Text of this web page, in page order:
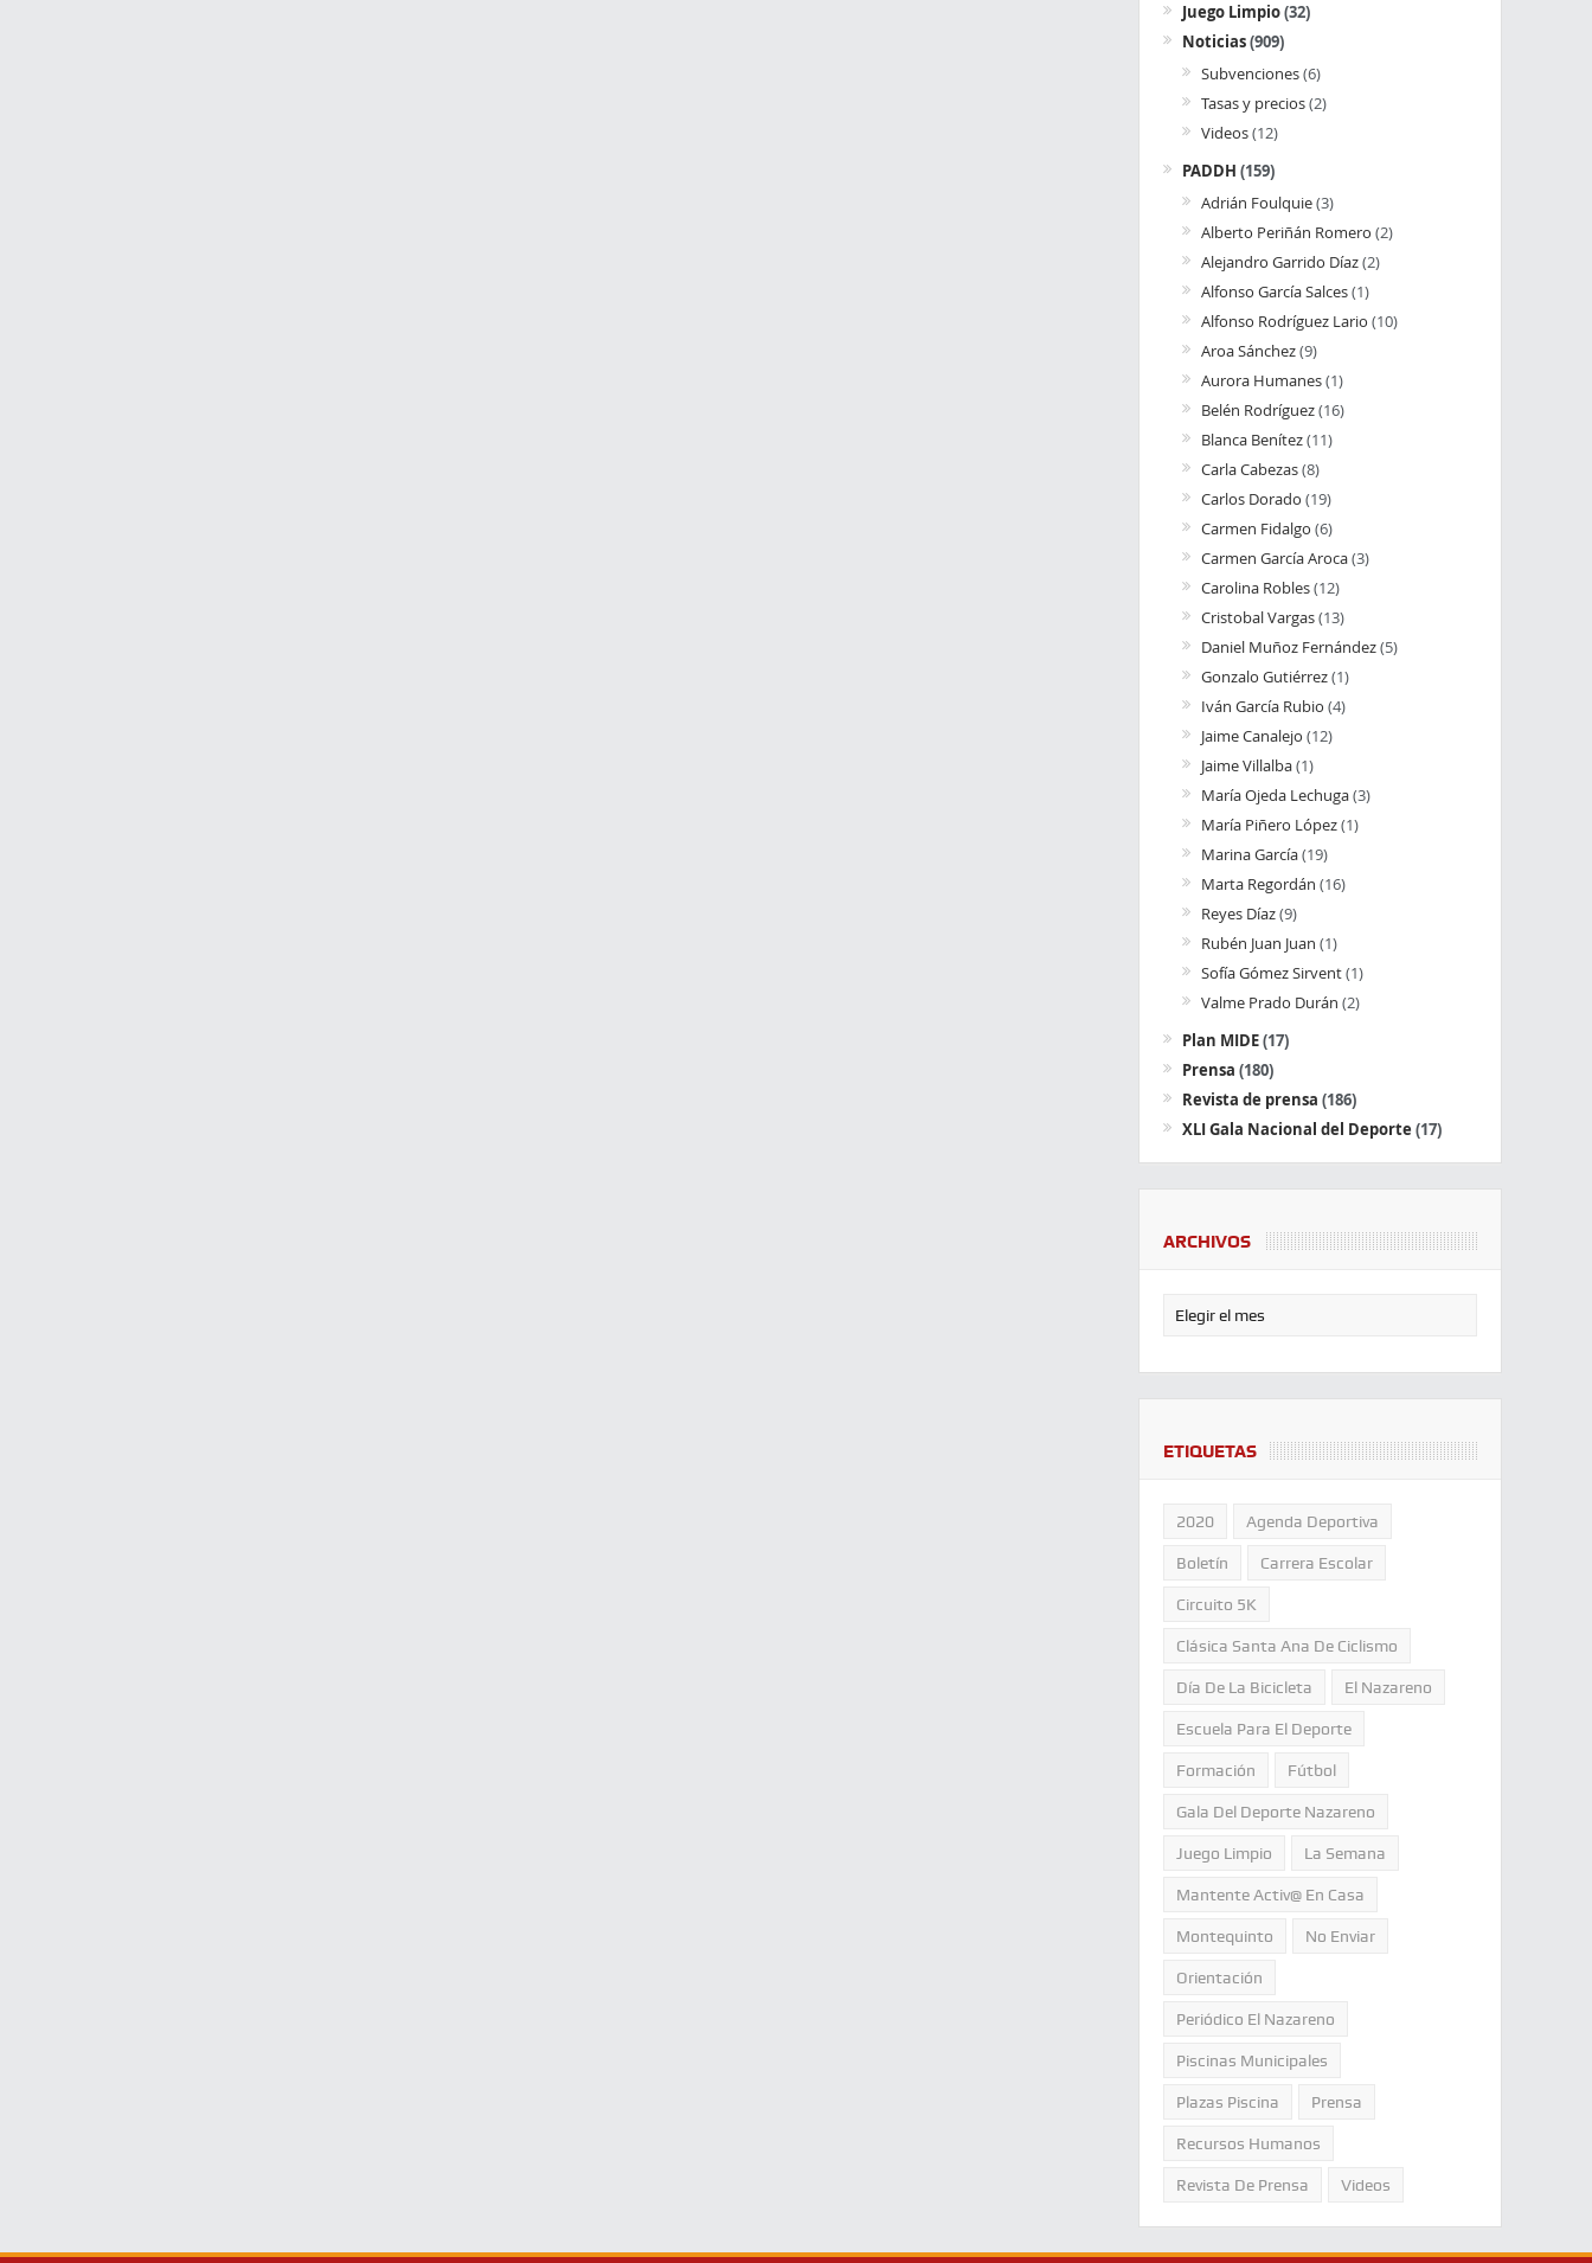
Juego Limpio(32)
Noticias(909)
Subvenciones(6)
Tasas y precios(2)
Videos(12)
PADDH (159)
Adrián Foulquie(3)
Alberto Periñán Romero (2)
Alejandro Garrido Díaz(2)
Alfonso García Salces(1)
Alfonso Rodríguez Lario (10)
Aroa Sánchez(9)
Aurora Humanes(1)
Belén Rodríguez(16)
Blanca Benítez(11)
Carla Cabezas(8)
Carlos Dorado (19)
Carmen Fidalgo (6)
Carmen García Aroca(3)
Carolina Robles(12)
Cristobal Vargas(13)
Daniel Muñoz Fernández(5)
Gonzalo Gutiérrez(1)
Iván García Rubio (4)
Jaime Canalejo (12)
Jaime Villalba(1)
María Ojeda Lechuga(3)
María Piñero López(1)
Marina García(19)
Marta Regordán (16)
Reyes Díaz(9)
Rubén Juan Juan (1)
Sofía Gómez Sirvent(1)
Valme Prado Durán (2)
Plan MIDE(17)
Prensa (180)
Revista de prensa (186)
XLI Gala Nacional del Deporte (17)
ARCHIVOS
ETIQUETAS
2020 Agenda Deportiva
Boletín Carrera Escolar
Circuito 5K
Clásica Santa Ana De Ciclismo
Día De La Bicicleta El Nazareno
Escuela Para El Deporte
Formación Fútbol
Gala Del Deporte Nazareno
Juego Limpio La Semana
Mantente Activ@ En Casa
Montequinto No Enviar
Orientación
Periódico El Nazareno
Piscinas Municipales
Plazas Piscina Prensa
Recursos Humanos
Revista De Prensa Videos